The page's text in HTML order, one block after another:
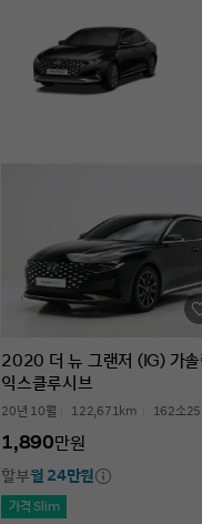
2020 더 뉴 그랜저 (IG) 가
익스클루시브
20년 10월 122,671km 162소
1,890만원
할부월 24만원
가격 Slim